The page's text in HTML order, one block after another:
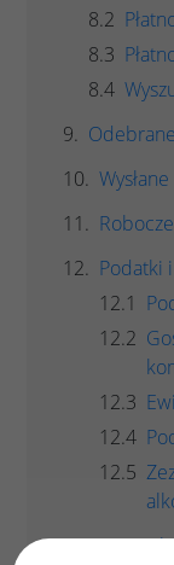
Odebrane
Wysłane
Robocze
Podatki
Moje